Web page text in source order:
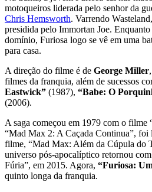
motoqueiros liderada pelo senhor da
Chris Hemsworth. Varrendo
presidida pelo Immortan Joe.
domínio, Furiosa logo se vê em uma
para casa.
A direção do filme é de George Miller
filmes da franquia, além de sucessos
Eastwick” (1987), “Babe: O
(2006).
A saga começou em 1979 com o filme
“Mad Max 2: A Caçada Continua”, foi
filme, “Mad Max: Além da Cúpula do
universo pós-apocalíptico retornou
Fúria”, em 2015. Agora, “Furiosa:
quinto longa da franquia.